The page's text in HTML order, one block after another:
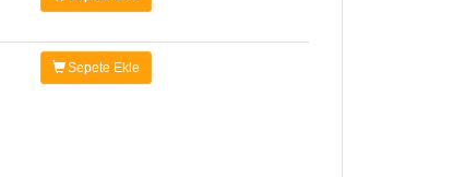
Sepete Ekle